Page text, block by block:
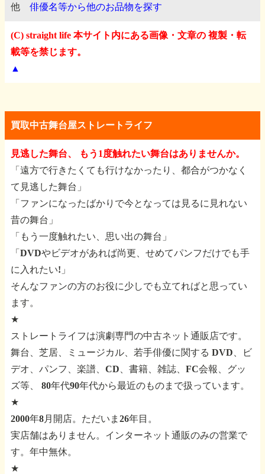
他 俳優名等から他のお品物を探す
(C) straight life 本サイト内にある画像・文章の 複製・転
載等を禁じます。
▲
買取中古舞台屋ストレートライフ
見逃した舞台、 もう1度触れたい舞台はありませんか。
「遠方で行きたくても行けなかったり、都合がつかなく
て見逃した舞台」
「ファンになったばかりで今となっては見るに見れない
昔の舞台」
「もう一度触れたい、思い出の舞台」
「DVDやビデオがあれば尚更、せめてパンフだけでも手
に入れたい!」
そんなファンの方のお役に少しでも立てればと思ってい
ます。
★
ストレートライフは演劇専門の中古ネット通販店です。
舞台、芝居、ミュージカル、若手俳優に関する DVD、ビ
デオ、パンフ、楽譜、CD、書籍、雑誌、FC会報、グッ
ズ等、
80年代90年代から最近のものまで扱っています。
★
2000年8月開店。ただいま26年目。
実店舗はありません。インターネット通販のみの営業で
す。年中無休。
★